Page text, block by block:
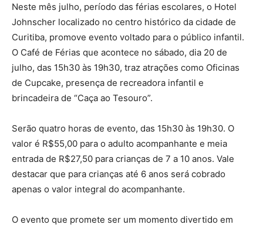
Neste mês julho, período das férias escolares, o Hotel
Johnscher localizado no centro histórico da cidade de
Curitiba, promove evento voltado para o público infantil.
O Café de Férias que acontece no sábado, dia 20 de
julho, das 15h30 às 19h30, traz atrações como Oficinas
de Cupcake, presença de recreadora infantil e
brincadeira de “Caça ao Tesouro”.
Serão quatro horas de evento, das 15h30 às 19h30. O
valor é R$55,00 para o adulto acompanhante e meia
entrada de R$27,50 para crianças de 7 a 10 anos. Vale
destacar que para crianças até 6 anos será cobrado
apenas o valor integral do acompanhante.
O evento que promete ser um momento divertido em